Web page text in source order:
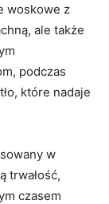
woskowe⁢ z
⁤ale ​także
podczas
które nadaje
‍w
trwałość,
czasem